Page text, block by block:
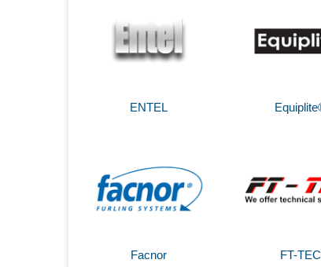
ENTEL
Facnor FT-TEC